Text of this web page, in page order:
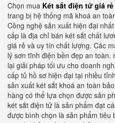
Chọn mua Két sắt điện tử giá
trang bị hệ thống mã khoá an
Công nghệ sản xuất hiện đại
cấp là địa chỉ bán két sắt chất
giá rẻ và uy tín chất lượng. Các
lý sơn tĩnh điện bền đẹp an
lại giải pháp tối ưu cho doanh
cấp tủ hồ sơ hiện đại tại nhiều
sản xuất két sắt khoá an toàn
hàng có thể lựa chọn được sản
két sắt điện tử là sản phẩm đạt
được bình chọn là sản phẩm tiêu